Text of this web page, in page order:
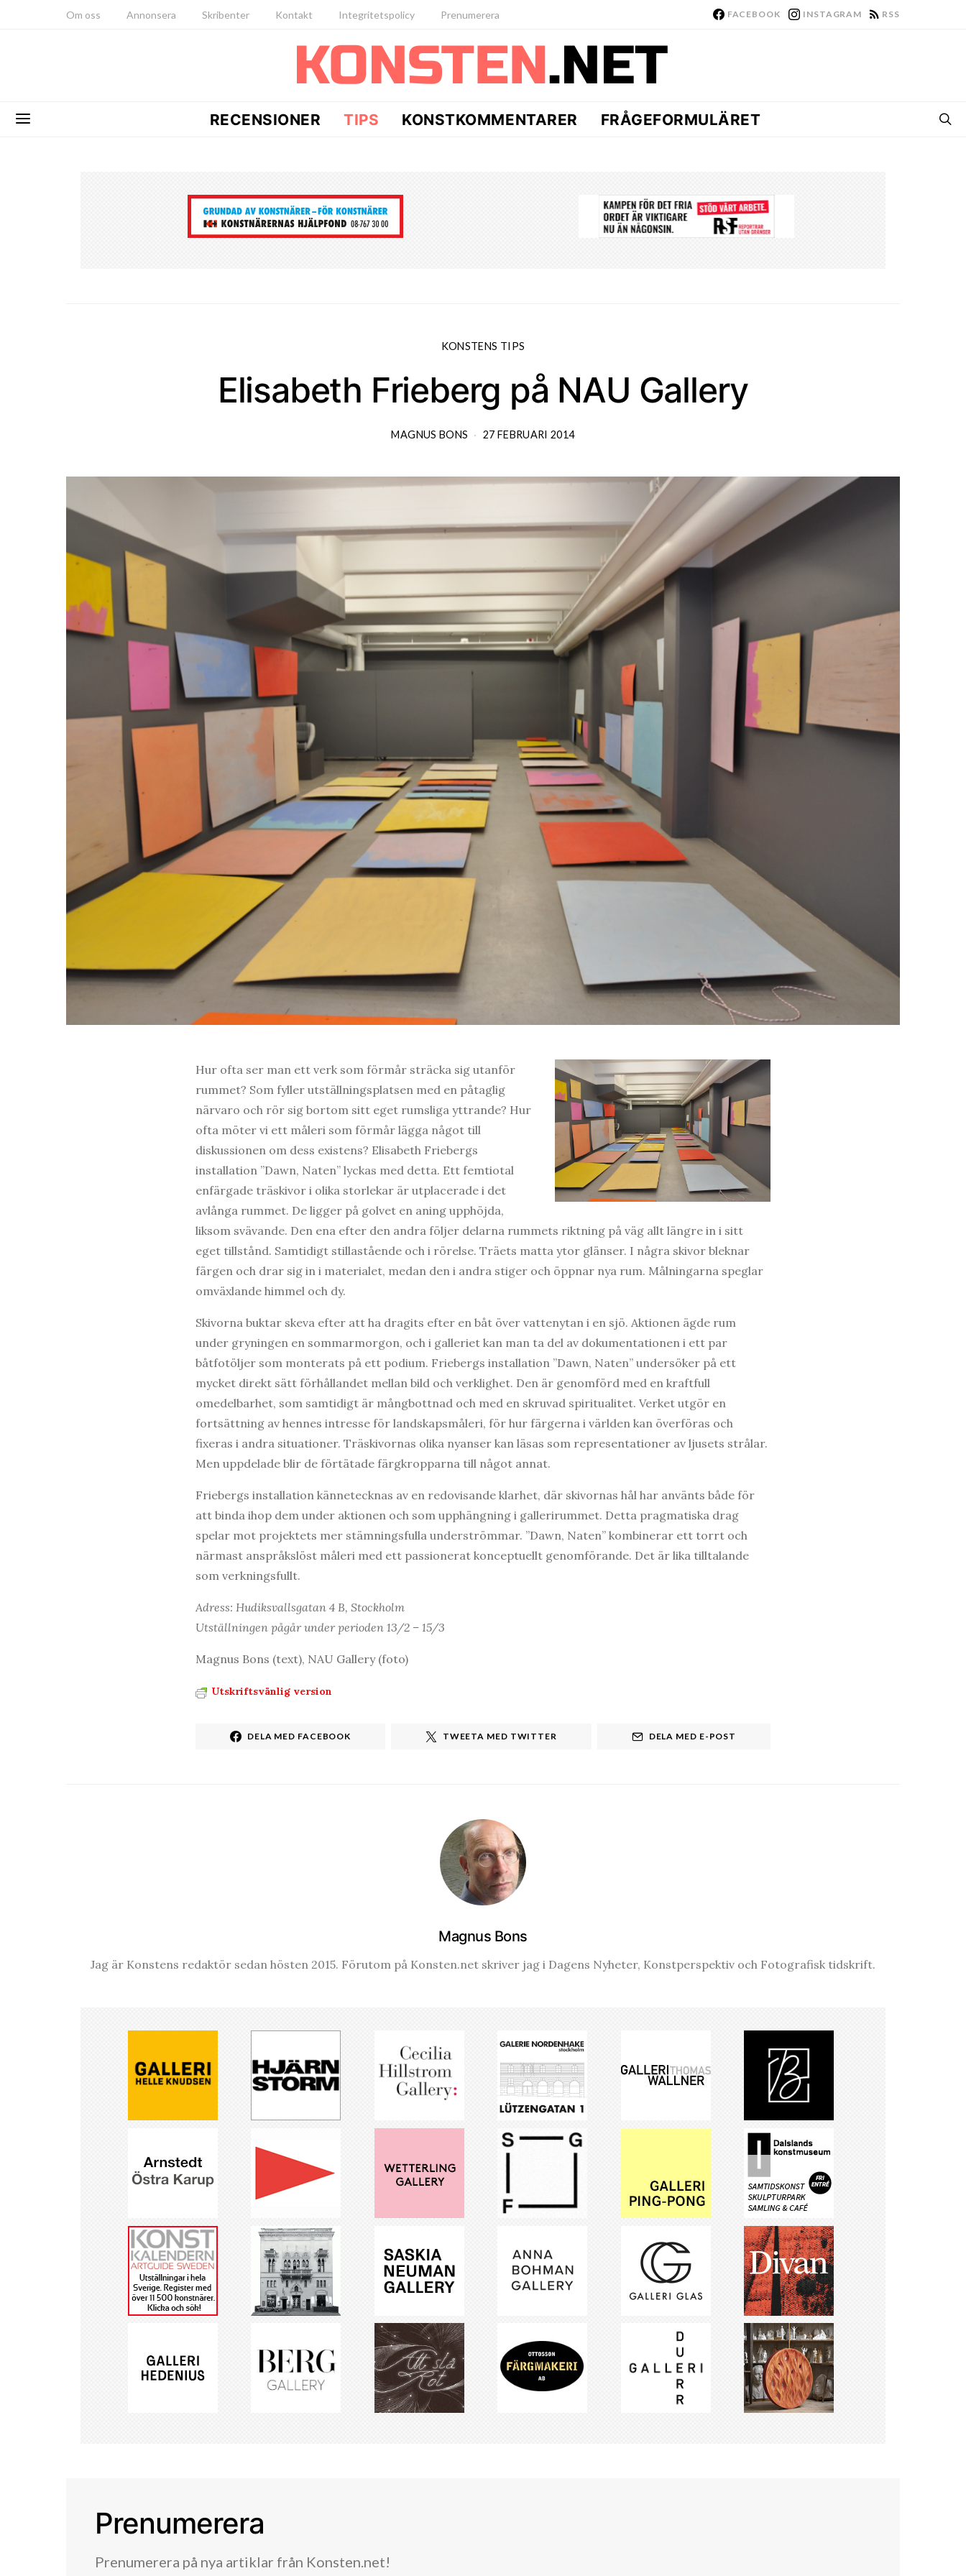
Om oss Annonsera Skribenter Kontakt Integritetspolicy Prenumerera FACEBOOK INSTAGRAM RSS
RECENSIONER TIPS KONSTKOMMENTARER FRÅGEFORMULÄRET
KONSTENS TIPS
Elisabeth Frieberg på NAU Gallery
MAGNUS BONS 27 FEBRUARI 2014
Hur ofta ser man ett verk som förmår sträcka sig utanför
rummet? Som fyller utställningsplatsen med en påtaglig
närvaro och rör sig bortom sitt eget rumsliga yttrande? Hur
ofta möter vi ett måleri som förmår lägga något till
diskussionen om dess existens? Elisabeth Friebergs
installation ”Dawn, Naten” lyckas med detta. Ett femtiotal
enfärgade träskivor i olika storlekar är utplacerade i det
avlånga rummet. De ligger på golvet en aning upphöjda,
liksom svävande. Den ena efter den andra följer delarna rummets riktning på väg allt längre in i sitt
eget tillstånd. Samtidigt stillastående och i rörelse. Träets matta ytor glänser. I några skivor bleknar
färgen och drar sig in i materialet, medan den i andra stiger och öppnar nya rum. Målningarna speglar
omväxlande himmel och dy.
Skivorna buktar skeva efter att ha dragits efter en båt över vattenytan i en sjö. Aktionen ägde rum
under gryningen en sommarmorgon, och i galleriet kan man ta del av dokumentationen i ett par
båtfotöljer som monterats på ett podium. Friebergs installation ”Dawn, Naten” undersöker på ett
mycket direkt sätt förhållandet mellan bild och verklighet. Den är genomförd med en kraftfull
omedelbarhet, som samtidigt är mångbottnad och med en skruvad spiritualitet. Verket utgör en
fortsättning av hennes intresse för landskapsmåleri, för hur färgerna i världen kan överföras och
fixeras i andra situationer. Träskivornas olika nyanser kan läsas som representationer av ljusets strålar.
Men uppdelade blir de förtätade färgkropparna till något annat.
Friebergs installation kännetecknas av en redovisande klarhet, där skivornas hål har använts både för
att binda ihop dem under aktionen och som upphängning i gallerirummet. Detta pragmatiska drag
spelar mot projektets mer stämningsfulla underströmmar. ”Dawn, Naten” kombinerar ett torrt och
närmast anspråkslöst måleri med ett passionerat konceptuellt genomförande. Det är lika tilltalande
som verkningsfullt.
Adress: Hudiksvallsgatan 4 B, Stockholm
Utställningen pågår under perioden 13/2 – 15/3
Magnus Bons (text), NAU Gallery (foto)
Utskriftsvänlig version
DELA MED FACEBOOK TWEETA MED TWITTER DELA MED E-POST
Magnus Bons
Jag är Konstens redaktör sedan hösten 2015. Förutom på Konsten.net skriver jag i Dagens Nyheter, Konstperspektiv och Fotografisk tidskrift.
Prenumerera
Prenumerera på nya artiklar från Konsten.net!